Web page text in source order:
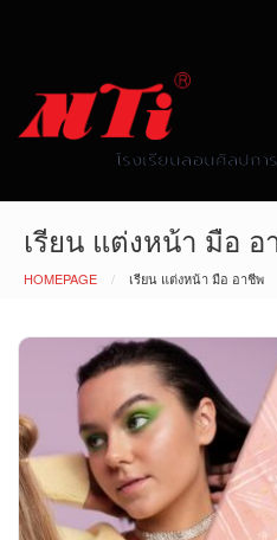
โรงเรียนสอนศิลปกา
เรียน แต่งหน้า มือ อ
HOMEPAGE เรียน แต่งหน้า มือ อาชีพ